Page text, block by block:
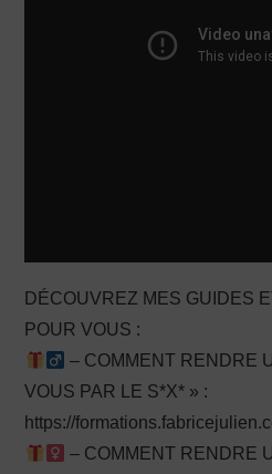
DÉCOUVREZ MES GUIDES
POUR VOUS :
– COMMENT RENDRE
VOUS PAR LE S*X* » :
https://
– COMMENT RENDRE